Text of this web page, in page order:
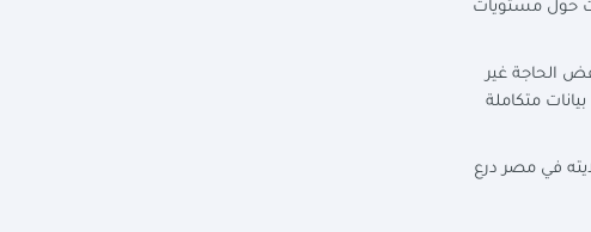
حول مستويات
الحاجة غير
متكاملة
في مصر درع